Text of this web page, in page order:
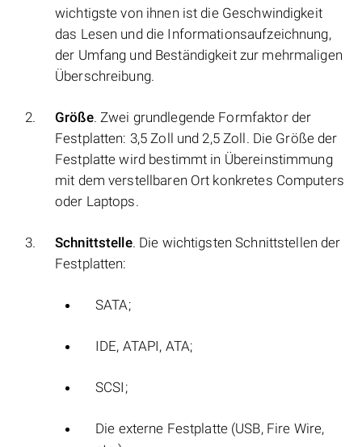
wichtigste von ihnen ist die Geschwindigkeit
das Lesen und die Informationsaufzeichnung,
der Umfang und Beständigkeit zur mehrmaligen
Überschreibung.
Größe. Zwei grundlegende Formfaktor der
Festplatten: 3,5 Zoll und 2,5 Zoll. Die Größe der
Festplatte wird bestimmt in Übereinstimmung
mit dem verstellbaren Ort konkretes Computers
oder Laptops.
Schnittstelle. Die wichtigsten Schnittstellen der
Festplatten:
SATA;
IDE, ATAPI, ATA;
SCSI;
Die externe Festplatte (USB, Fire Wire,